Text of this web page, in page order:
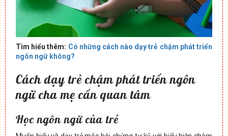
Tìm hiểu thêm: Có những cách nào dạy trẻ chậm phát triển
ngôn ngữ không?
Cách dạy trẻ chậm phát triển ngôn
ngữ cha mẹ cần quan tâm
Học ngôn ngữ của trẻ